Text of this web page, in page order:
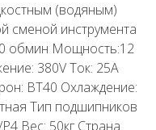
(водяным)
сменой инструмента
обмин Мощность:12
380V Ток: 25A
BT40 Охлаждение:
Тип подшипников
Вес: 50кг Страна